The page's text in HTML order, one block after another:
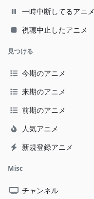
一時中断してるアニメ
視聴中止したアニメ
見つける
今期のアニメ
来期のアニメ
前期のアニメ
人気アニメ
新規登録アニメ
Misc
チャンネル